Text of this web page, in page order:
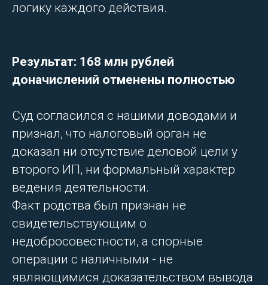
логику каждого действия.
Результат: 168 млн рублей
доначислений отменены полностью
Суд согласился с нашими доводами и
признал, что налоговый орган не
доказал ни отсутствие деловой цели у
второго ИП, ни формальный характер
ведения деятельности.
Факт родства был признан не
свидетельствующим о
недобросовестности, а спорные
операции с наличными - не
являющимися доказательством вывода